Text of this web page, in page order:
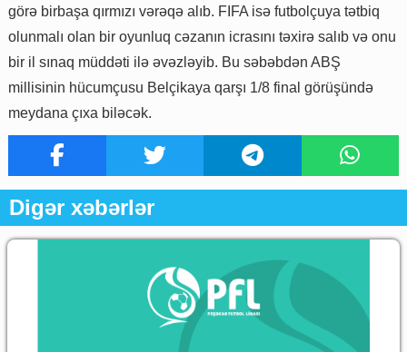
görə birbaşa qırmızı vərəqə alıb. FIFA isə futbolçuya tətbiq
olunmalı olan bir oyunluq cəzanın icrasını təxirə salıb və onu
bir il sınaq müddəti ilə əvəzləyib. Bu səbəbdən ABŞ
millisinin hücumçusu Belçikaya qarşı 1/8 final görüşündə
meydana çıxa biləcək.
Digər xəbərlər